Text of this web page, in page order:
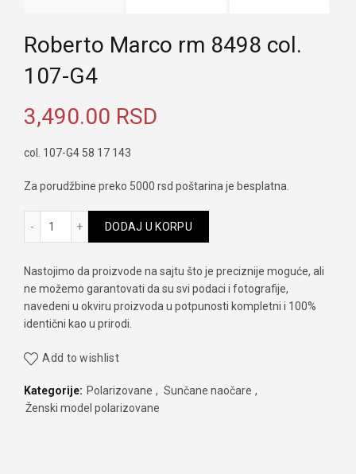
Roberto Marco rm 8498 col.
107-G4
3,490.00 RSD
col. 107-G4 58 17 143
Za porudžbine preko 5000 rsd poštarina je besplatna.
Roberto Marco rm 8498 col. 107-G4 količina
DODAJ U KORPU
Nastojimo da proizvode na sajtu što je preciznije moguće, ali
ne možemo garantovati da su svi podaci i fotografije,
navedeni u okviru proizvoda u potpunosti kompletni i 100%
identični kao u prirodi.
Add to wishlist
Kategorije: Polarizovane , Sunčane naočare ,
Ženski model polarizovane